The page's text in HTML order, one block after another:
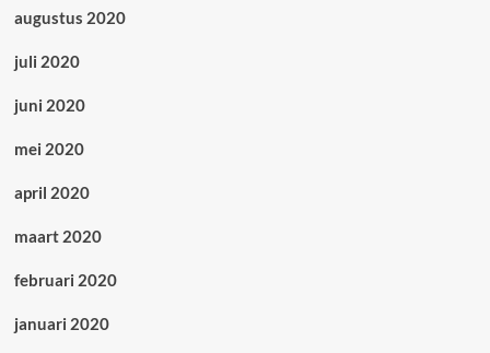
augustus 2020
juli 2020
juni 2020
mei 2020
april 2020
maart 2020
februari 2020
januari 2020